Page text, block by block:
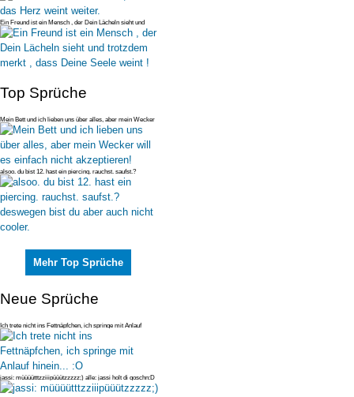
Ein Freund ist ein Mensch , der Dein Lächeln sieht und
trotzdem merkt ,
Top Sprüche
Mein Bett und ich lieben uns über alles, aber mein Wecker
will es einfac
alsoo. du bist 12. hast ein piercing. rauchst. saufst.?
deswegen bist du
Mehr Top Sprüche
Neue Sprüche
Ich trete nicht ins Fettnäpfchen, ich springe mit Anlauf
hinein... :O
jassi: müüüütttzziiipüüützzzzz;) alle: jassi holt di goschn:D